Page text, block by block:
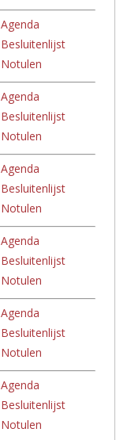
Agenda
Besluitenlijst
Notulen
Agenda
Besluitenlijst
Notulen
Agenda
Besluitenlijst
Notulen
Agenda
Besluitenlijst
Notulen
Agenda
Besluitenlijst
Notulen
Agenda
Besluitenlijst
Notulen